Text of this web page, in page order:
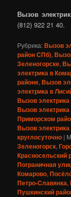
Вызов
(812) 922 21 40.
Рубрика:Вызов
район СПб),
Зеленогорске,
электрика в
районе,Вызов
электрика в
Вызов
Вызов
Приморском
Вызов
круглосуточно |
Зеленогорск,
Красносельский
Пограничная
Комарово,
Петро-Славянка,
Пушкинский